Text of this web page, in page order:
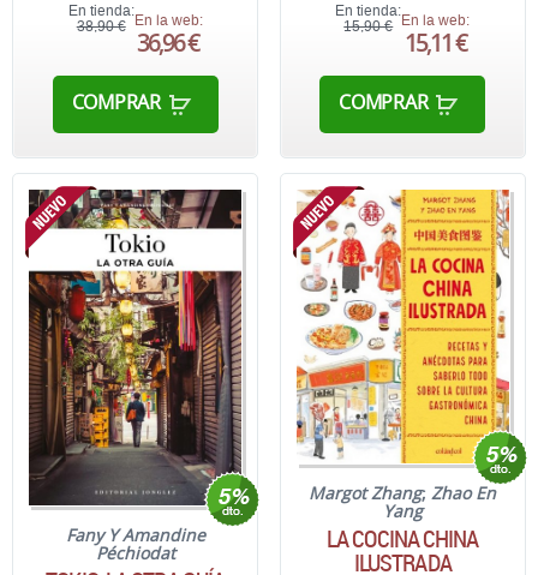
En tienda:
38,90 € En la web:
36,96 €
COMPRAR
En tienda:
15,90 € En la web:
15,11 €
COMPRAR
Fany Y Amandine
Péchiodat
Margot Zhang;Zhao En
Yang
LA COCINA CHINA
ILUSTRADA